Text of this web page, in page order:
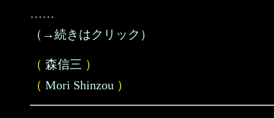
……
（→続きはクリック）
（ 森信三 ）
（ Mori Shinzou ）